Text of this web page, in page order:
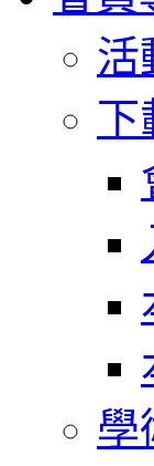
活
下
學